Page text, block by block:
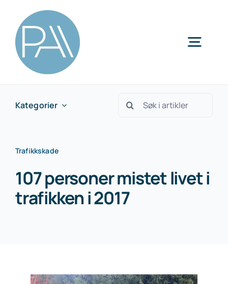
content
Kategorier
Søk
Trafikkskade
107 personer mistet livet i
trafikken i 2017